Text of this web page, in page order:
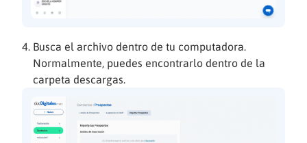
Busca el archivo dentro de tu computadora.
Normalmente, puedes encontrarlo dentro de la
carpeta descargas.